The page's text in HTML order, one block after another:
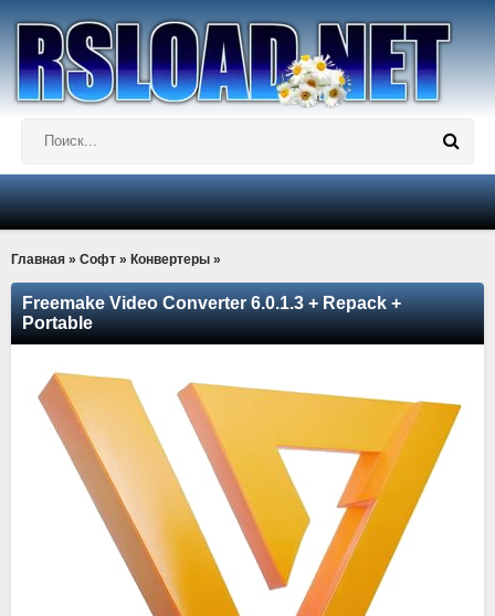
Главная » Софт » Конвертеры »
Freemake Video Converter 6.0.1.3 + Repack +
Portable